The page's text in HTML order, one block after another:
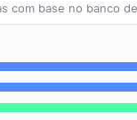
com base no banco